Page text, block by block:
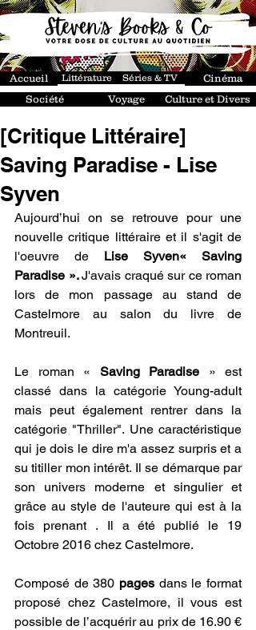
Cinéma
Culture et Divers
Séries & TV
Voyage
Société
Accueil Littérature
[Critique Littéraire]
Saving Paradise - Lise
Syven
Aujourd’hui on se retrouve pour une
nouvelle critique littéraire et il s'agit de
l'oeuvre de Lise Syven« Saving
Paradise ». J'avais craqué sur ce roman
lors de mon passage au stand de
Castelmore au salon du livre de
Montreuil.
Le roman « Saving Paradise » est
classé dans la catégorie Young-adult
mais peut également rentrer dans la
catégorie "Thriller". Une caractéristique
qui je dois le dire m'a assez surpris et a
su titiller mon intérêt. Il se démarque par
son univers moderne et singulier et
grâce au style de l'auteure qui est à la
fois prenant . Il a été publié le 19
Octobre 2016 chez Castelmore.
Composé de 380 pages dans le format
proposé chez Castelmore, il vous est
possible de l’acquérir au prix de 16.90 €